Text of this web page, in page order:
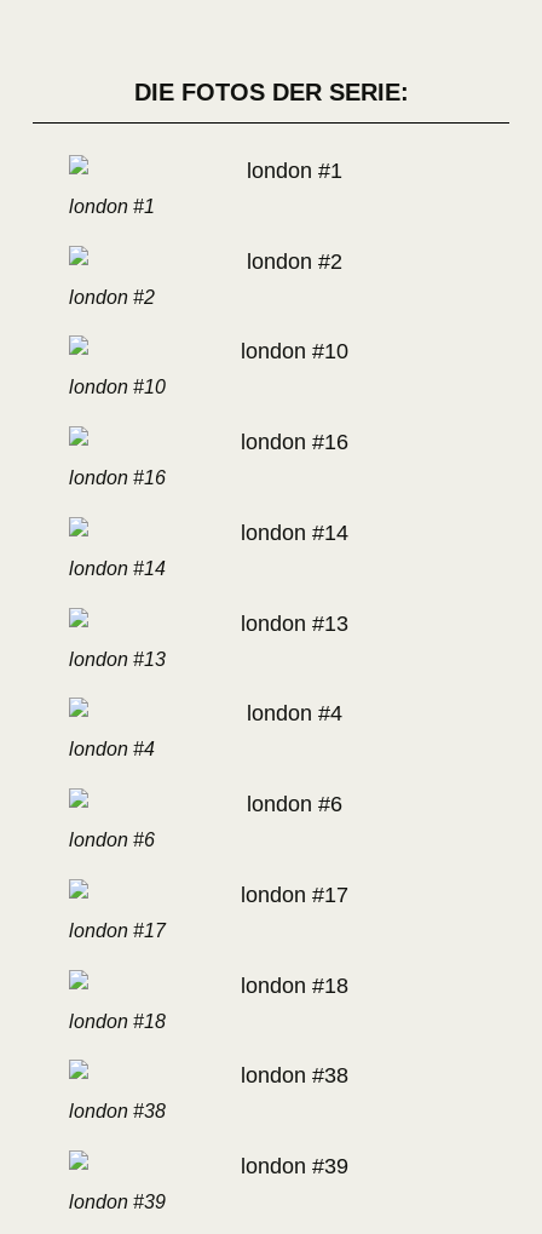
DIE FOTOS DER SERIE:
london #1
london #2
london #10
london #16
london #14
london #13
london #4
london #6
london #17
london #18
london #38
london #39